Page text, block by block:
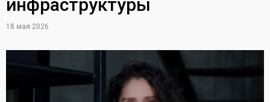
инфраструктуры
18 мая 2026